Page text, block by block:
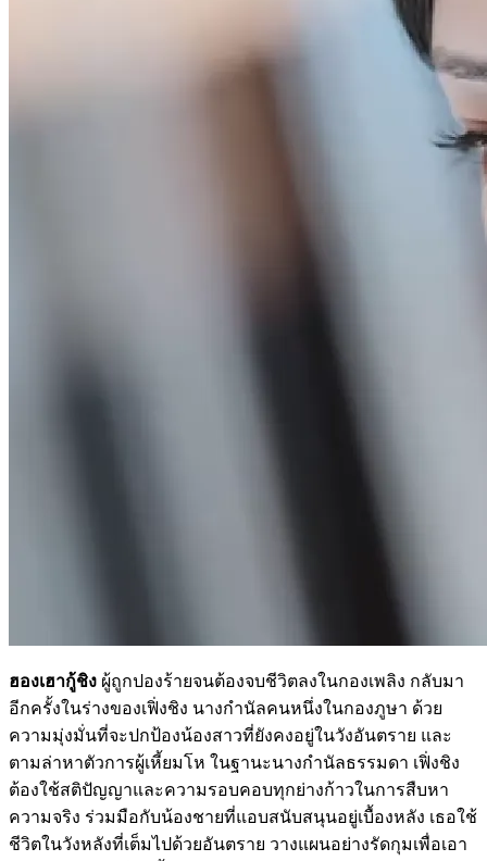
ฮองเฮากู้ชิง ผู้ถูกปองร้ายจนต้องจบชีวิตลงในกองเพลิง กลับมา
อีกครั้งในร่างของเฟิ่งชิง นางกำนัลคนหนึ่งในกองภูษา ด้วย
ความมุ่งมั่นที่จะปกป้องน้องสาวที่ยังคงอยู่ในวังอันตราย และ
ตามล่าหาตัวการผู้เหี้ยมโห ในฐานะนางกำนัลธรรมดา เฟิ่งชิง
ต้องใช้สติปัญญาและความรอบคอบทุกย่างก้าวในการสืบหา
ความจริง ร่วมมือกับน้องชายที่แอบสนับสนุนอยู่เบื้องหลัง เธอใช้
ชีวิตในวังหลังที่เต็มไปด้วยอันตราย วางแผนอย่างรัดกุมเพื่อเอา